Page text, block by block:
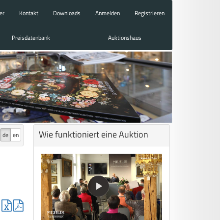
Kontakt Downloads Anmelden Registrieren
Preisdatenbank Auktionshaus
de en Wie funktioniert eine Auktion